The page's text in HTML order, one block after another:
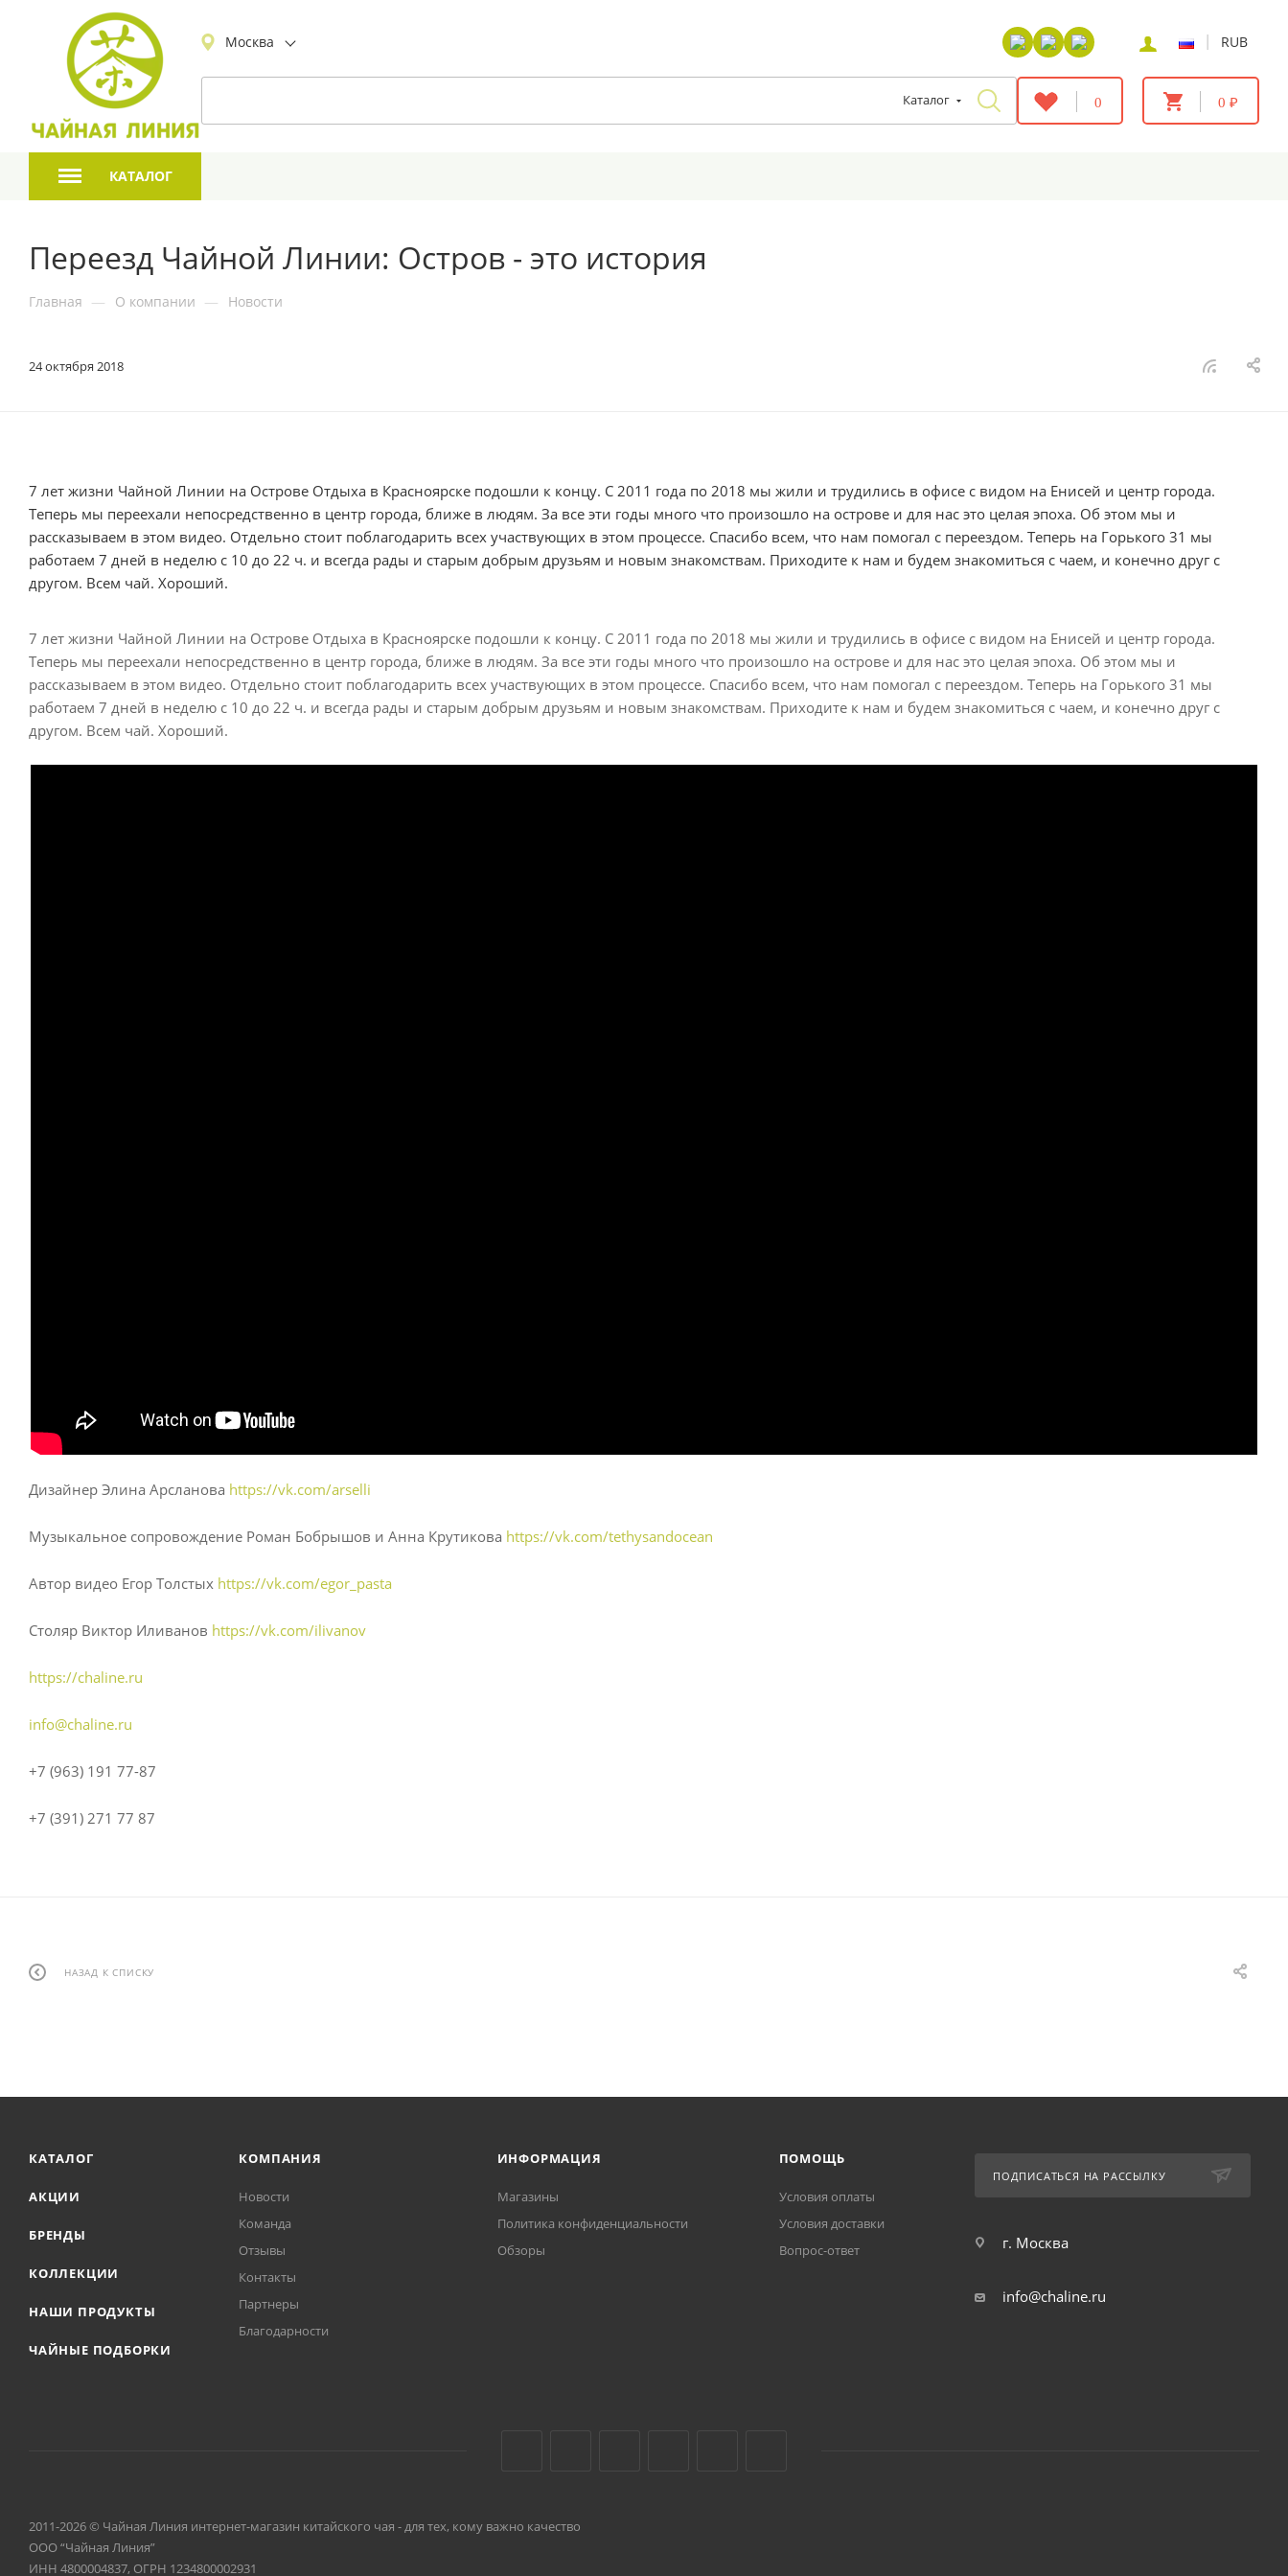
Москва | RUB
Каталог 0 0 ₽
КАТАЛОГ
Переезд Чайной Линии: Остров - это история
Главная — О компании — Новости
24 октября 2018
7 лет жизни Чайной Линии на Острове Отдыха в Красноярске подошли к концу. С 2011 года по 2018 мы жили и трудились в офисе с видом на Енисей и центр города.
Теперь мы переехали непосредственно в центр города, ближе в людям. За все эти годы много что произошло на острове и для нас это целая эпоха. Об этом мы и
рассказываем в этом видео. Отдельно стоит поблагодарить всех участвующих в этом процессе. Спасибо всем, что нам помогал с переездом. Теперь на Горького 31 мы
работаем 7 дней в неделю с 10 до 22 ч. и всегда рады и старым добрым друзьям и новым знакомствам. Приходите к нам и будем знакомиться с чаем, и конечно друг с
другом. Всем чай. Хороший.
7 лет жизни Чайной Линии на Острове Отдыха в Красноярске подошли к концу. С 2011 года по 2018 мы жили и трудились в офисе с видом на Енисей и центр города.
Теперь мы переехали непосредственно в центр города, ближе в людям. За все эти годы много что произошло на острове и для нас это целая эпоха. Об этом мы и
рассказываем в этом видео. Отдельно стоит поблагодарить всех участвующих в этом процессе. Спасибо всем, что нам помогал с переездом. Теперь на Горького 31 мы
работаем 7 дней в неделю с 10 до 22 ч. и всегда рады и старым добрым друзьям и новым знакомствам. Приходите к нам и будем знакомиться с чаем, и конечно друг с
другом. Всем чай. Хороший.
Дизайнер Элина Арсланова https://vk.com/arselli
Музыкальное сопровождение Роман Бобрышов и Анна Крутикова https://vk.com/tethysandocean
Автор видео Егор Толстых https://vk.com/egor_pasta
Столяр Виктор Иливанов https://vk.com/ilivanov
https://chaline.ru
info@chaline.ru
+7 (963) 191 77-87
+7 (391) 271 77 87
НАЗАД К СПИСКУ
КАТАЛОГ
АКЦИИ
БРЕНДЫ
КОЛЛЕКЦИИ
НАШИ ПРОДУКТЫ
ЧАЙНЫЕ ПОДБОРКИ
КОМПАНИЯ
Новости
Команда
Отзывы
Контакты
Партнеры
Благодарности
ИНФОРМАЦИЯ
Магазины
Политика конфиденциальности
Обзоры
ПОМОЩЬ
Условия оплаты
Условия доставки
Вопрос-ответ
ПОДПИСАТЬСЯ НА РАССЫЛКУ
г. Москва
info@chaline.ru
2011-2026 © Чайная Линия интернет-магазин китайского чая - для тех, кому важно качество
ООО “Чайная Линия”
ИНН 4800004837, ОГРН 1234800002931